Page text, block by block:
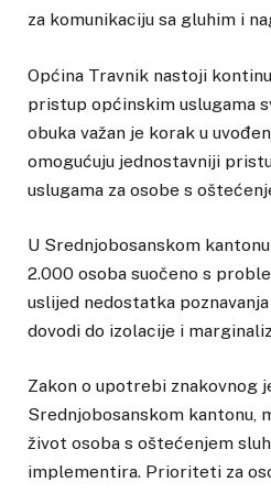
za komunikaciju sa gluhim i
Općina Travnik nastoji
pristup općinskim uslugama
obuka važan je korak u
omogućuju jednostavniji
uslugama za osobe s
U Srednjobosanskom
2.000 osoba suočeno s
uslijed nedostatka
dovodi do izolacije i
Zakon o upotrebi znakovnog
Srednjobosanskom kantonu,
život osoba s oštećenjem
implementira. Prioriteti za